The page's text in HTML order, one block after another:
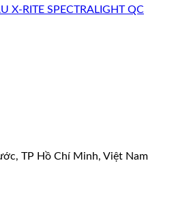
X-RITE SPECTRALIGHT QC
TP Hồ Chí Minh, Việt Nam